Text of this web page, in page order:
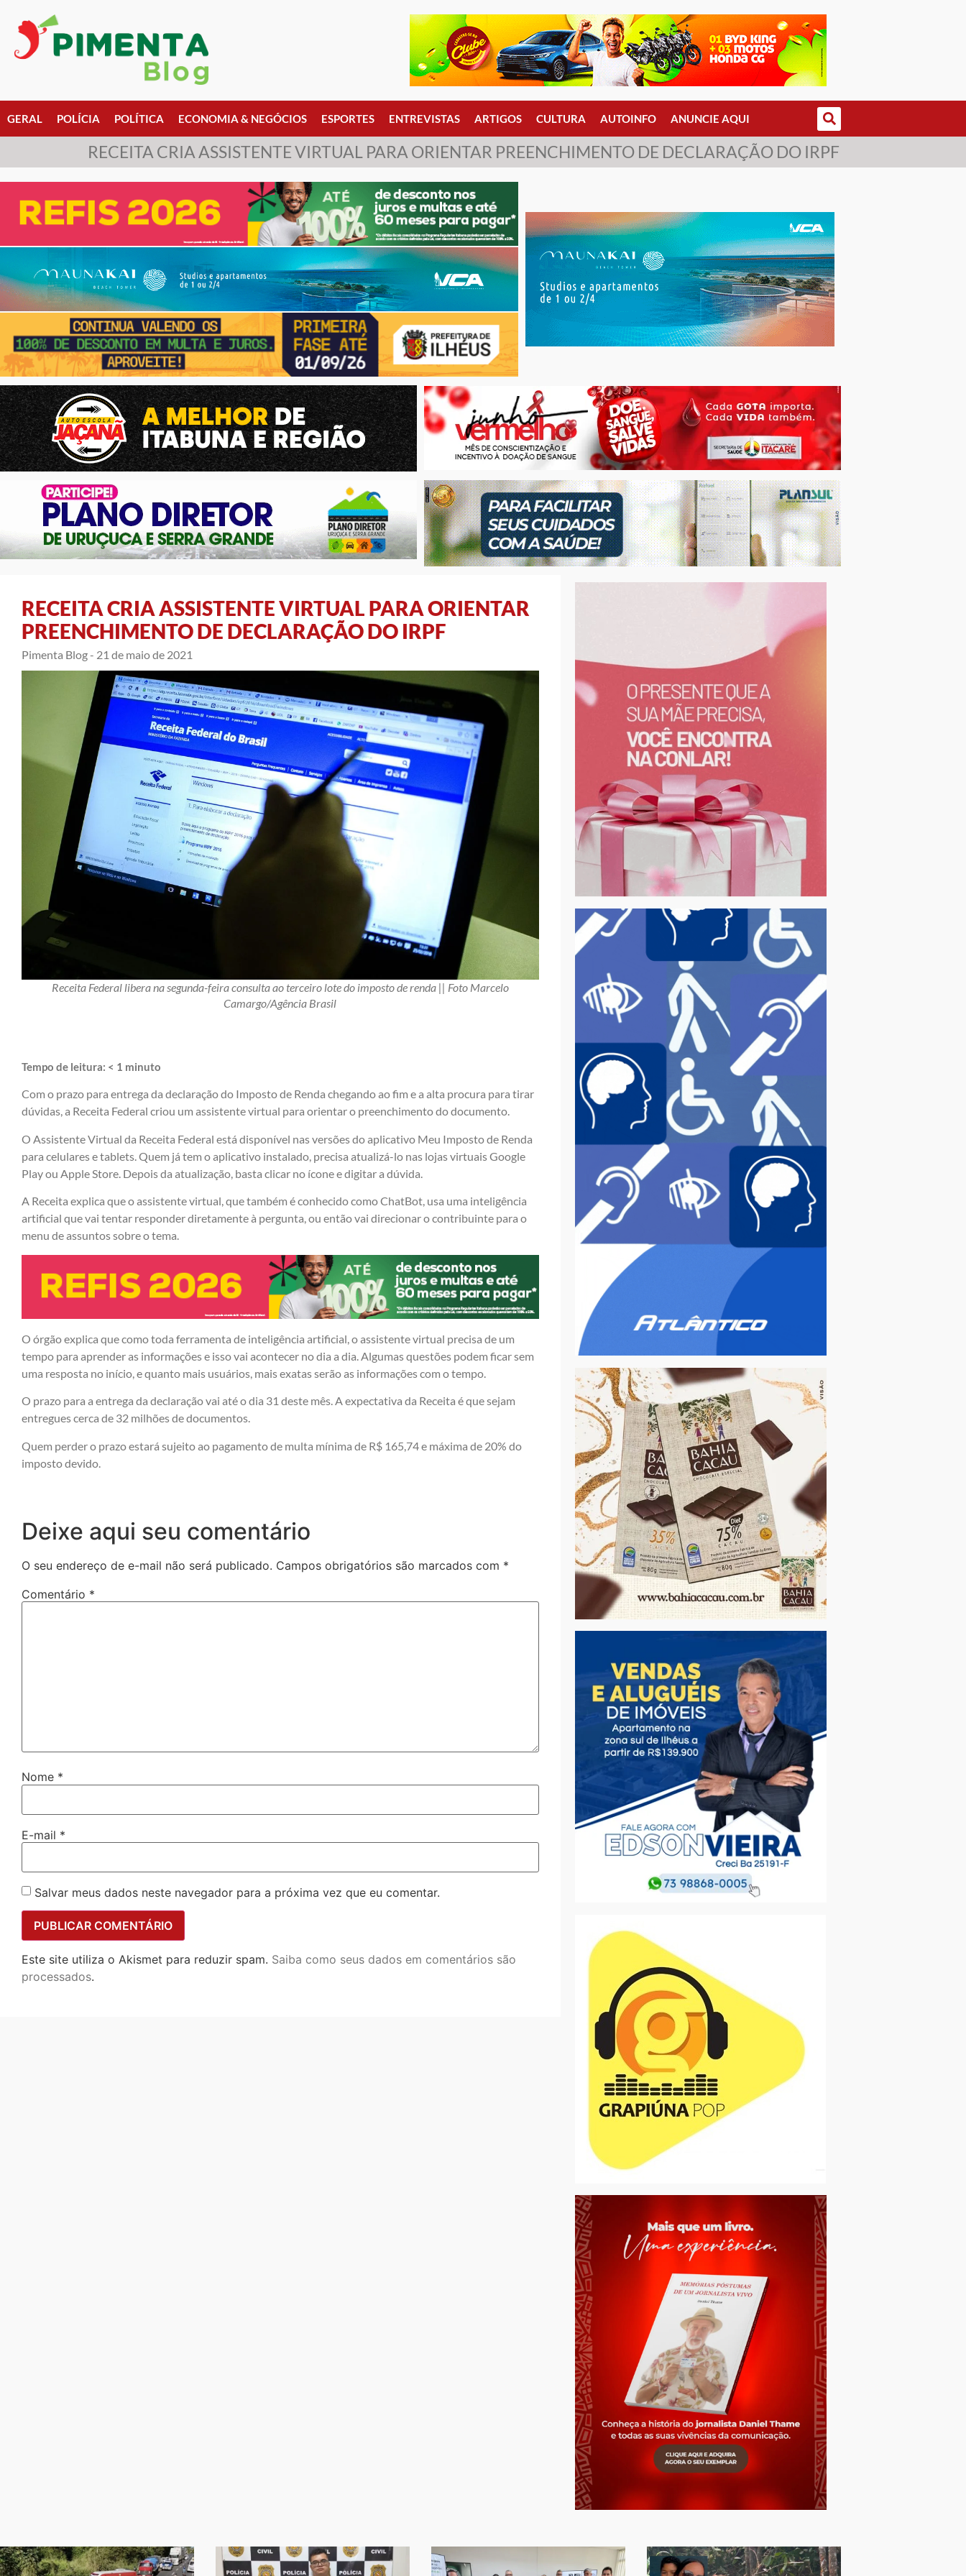
GERAL POLÍCIA POLÍTICA ECONOMIA & NEGÓCIOS ESPORTES ENTREVISTAS ARTIGOS CULTURA AUTOINFO ANUNCIE AQUI
RECEITA CRIA ASSISTENTE VIRTUAL PARA ORIENTAR PREENCHIMENTO DE DECLARAÇÃO DO IRPF
RECEITA CRIA ASSISTENTE VIRTUAL PARA ORIENTAR
PREENCHIMENTO DE DECLARAÇÃO DO IRPF
Pimenta Blog - 21 de maio de 2021
Receita Federal libera na segunda-feira consulta ao terceiro lote do imposto de renda || Foto Marcelo
Camargo/Agência Brasil
Tempo de leitura: < 1 minuto
Com o prazo para entrega da declaração do Imposto de Renda chegando ao fim e a alta procura para tirar
dúvidas, a Receita Federal criou um assistente virtual para orientar o preenchimento do documento.
O Assistente Virtual da Receita Federal está disponível nas versões do aplicativo Meu Imposto de Renda
para celulares e tablets. Quem já tem o aplicativo instalado, precisa atualizá-lo nas lojas virtuais Google
Play ou Apple Store. Depois da atualização, basta clicar no ícone e digitar a dúvida.
A Receita explica que o assistente virtual, que também é conhecido como ChatBot, usa uma inteligência
artificial que vai tentar responder diretamente à pergunta, ou então vai direcionar o contribuinte para o
menu de assuntos sobre o tema.
O órgão explica que como toda ferramenta de inteligência artificial, o assistente virtual precisa de um
tempo para aprender as informações e isso vai acontecer no dia a dia. Algumas questões podem ficar sem
uma resposta no início, e quanto mais usuários, mais exatas serão as informações com o tempo.
O prazo para a entrega da declaração vai até o dia 31 deste mês. A expectativa da Receita é que sejam
entregues cerca de 32 milhões de documentos.
Quem perder o prazo estará sujeito ao pagamento de multa mínima de R$ 165,74 e máxima de 20% do
imposto devido.
Deixe aqui seu comentário
O seu endereço de e-mail não será publicado. Campos obrigatórios são marcados com *
Comentário *
Nome *
E-mail *
Salvar meus dados neste navegador para a próxima vez que eu comentar.
Este site utiliza o Akismet para reduzir spam. Saiba como seus dados em comentários são
processados.